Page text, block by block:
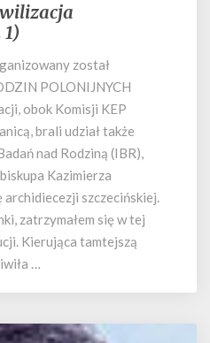
został
POLONIJNYCH
obok Komisji KEP
brali udział także
nad Rodziną (IBR),
Kazimierza
szczecińskiej.
zatrzymałem się w tej
Kierująca tamtejszą
…